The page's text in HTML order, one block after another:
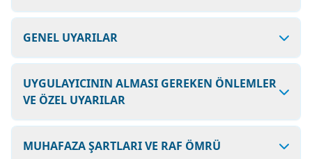
GENEL UYARILAR
UYGULAYICININ ALMASI GEREKEN ÖNLEMLER
VE ÖZEL UYARILAR
MUHAFAZA ŞARTLARI VE RAF ÖMRÜ